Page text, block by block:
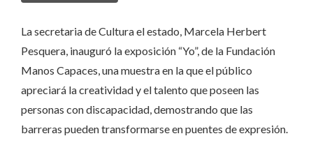
La secretaria de Cultura el estado, Marcela Herbert
Pesquera, inauguró la exposición “Yo”, de la Fundación
Manos Capaces, una muestra en la que el público
apreciará la creatividad y el talento que poseen las
personas con discapacidad, demostrando que las
barreras pueden transformarse en puentes de expresión.